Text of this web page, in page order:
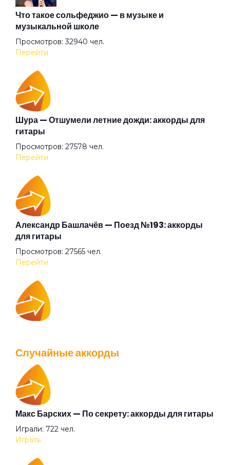
Бабочка
Баргузин
Барышня
Беги (2008)
Беги
Бежали прочь
Безумные выси
Белая
Белый друг
Белый танец
Библиотека
Бледные поэты
Что такое сольфеджио — в музыке и
музыкальной школе
Просмотров: 32940 чел.
Перейти
Шура — Отшумели летние дожди: аккорды для
гитары
Просмотров: 27578 чел.
Перейти
Александр Башлачёв — Поезд №193: аккорды
для гитары
Просмотров: 27565 чел.
Перейти
Перейти
Валентин Стрыкало — Gay porn: аккорды для
гитары
Перейти
Случайные аккорды
Макс Барских — По секрету: аккорды для гитары
Играли: 722 чел.
Играть